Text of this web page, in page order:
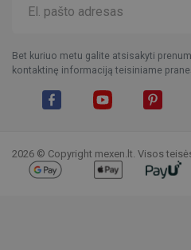
Bet kuriuo metu galite atsisakyti
kontaktinę informaciją teisiniame
2026 © Copyright mexen.lt. Visos